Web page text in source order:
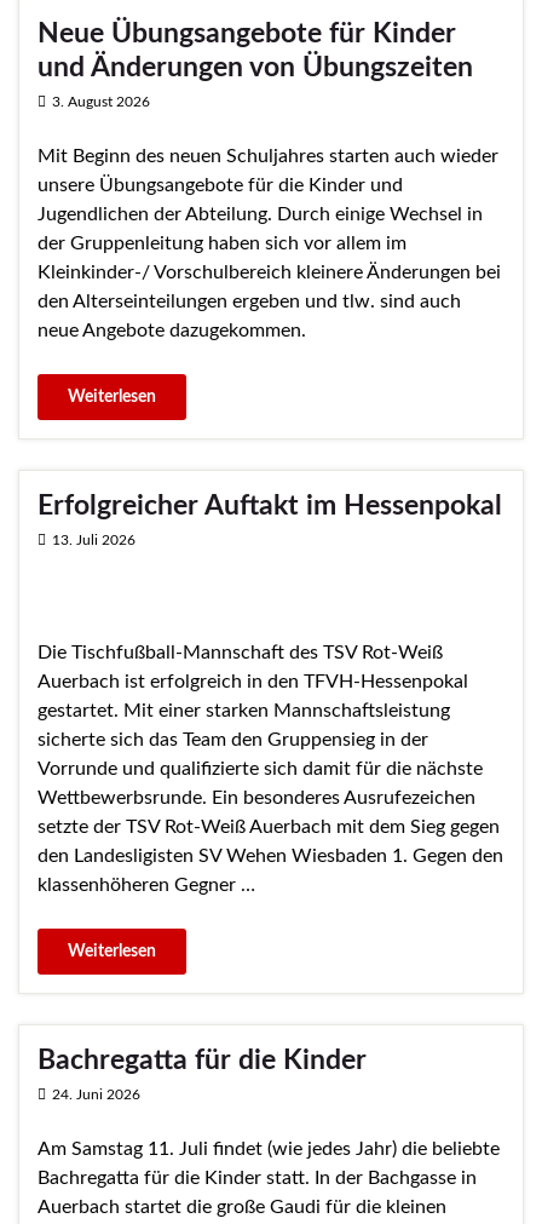
Neue Übungsangebote für Kinder
und Änderungen von Übungszeiten
3. August 2026
Mit Beginn des neuen Schuljahres starten auch wieder
unsere Übungsangebote für die Kinder und
Jugendlichen der Abteilung. Durch einige Wechsel in
der Gruppenleitung haben sich vor allem im
Kleinkinder-/ Vorschulbereich kleinere Änderungen bei
den Alterseinteilungen ergeben und tlw. sind auch
neue Angebote dazugekommen.
Erfolgreicher Auftakt im Hessenpokal
13. Juli 2026
Die Tischfußball-Mannschaft des TSV Rot-Weiß
Auerbach ist erfolgreich in den TFVH-Hessenpokal
gestartet. Mit einer starken Mannschaftsleistung
sicherte sich das Team den Gruppensieg in der
Vorrunde und qualifizierte sich damit für die nächste
Wettbewerbsrunde. Ein besonderes Ausrufezeichen
setzte der TSV Rot-Weiß Auerbach mit dem Sieg gegen
den Landesligisten SV Wehen Wiesbaden 1. Gegen den
klassenhöheren Gegner …
Bachregatta für die Kinder
24. Juni 2026
Am Samstag 11. Juli findet (wie jedes Jahr) die beliebte
Bachregatta für die Kinder statt. In der Bachgasse in
Auerbach startet die große Gaudi für die kleinen